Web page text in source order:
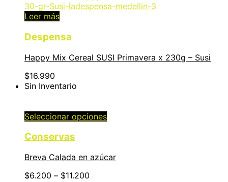
Leer más
Despensa
Happy Mix Cereal SUSI Primavera x 230g – Susi
$16.990
Sin Inventario
Seleccionar opciones
Conservas
Breva Calada en azúcar
$6.200 – $11.200